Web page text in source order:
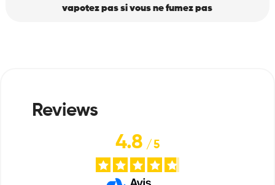
vapotez pas si vous ne fumez pas
4.8/5